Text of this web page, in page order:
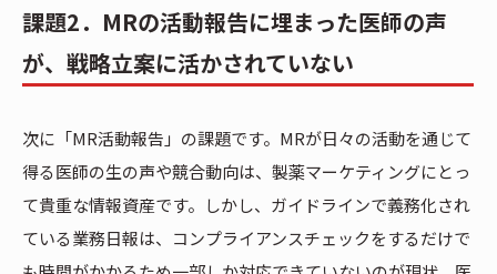
課題2．MRの活動報告に埋まった医師の声
が、戦略立案に活かされていない
次に「MR活動報告」の課題です。MRが日々の活動を通じて
得る医師の生の声や競合動向は、製薬マーケティングにとっ
て貴重な情報資産です。しかし、ガイドラインで義務化され
ている業務日報は、コンプライアンスチェックをするだけで